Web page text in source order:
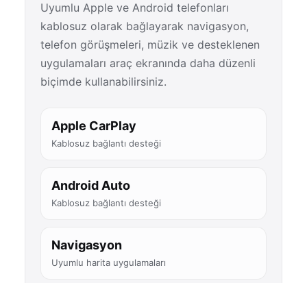
Uyumlu Apple ve Android telefonları
kablosuz olarak bağlayarak navigasyon,
telefon görüşmeleri, müzik ve desteklenen
uygulamaları araç ekranında daha düzenli
biçimde kullanabilirsiniz.
Apple CarPlay
Kablosuz bağlantı desteği
Android Auto
Kablosuz bağlantı desteği
Navigasyon
Uyumlu harita uygulamaları